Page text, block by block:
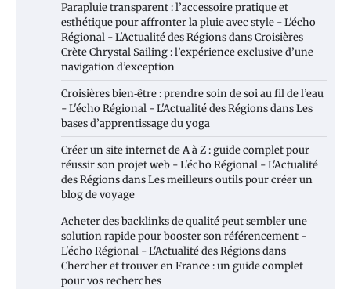
Parapluie transparent : l’accessoire pratique et
esthétique pour affronter la pluie avec style - L'écho
Régional - L'Actualité des RégionsdansCroisières
Crète Chrystal Sailing : l’expérience exclusive d’une
navigation d’exception
Croisières bien‑être : prendre soin de soi au fil de l’eau
- L'écho Régional - L'Actualité des RégionsdansLes
bases d’apprentissage du yoga
Créer un site internet de A à Z : guide complet pour
réussir son projet web - L'écho Régional - L'Actualité
des RégionsdansLes meilleurs outils pour créer un
blog de voyage
Acheter des backlinks de qualité peut sembler une
solution rapide pour booster son référencement -
L'écho Régional - L'Actualité des Régionsdans
Chercher et trouver en France : un guide complet
pour vos recherches